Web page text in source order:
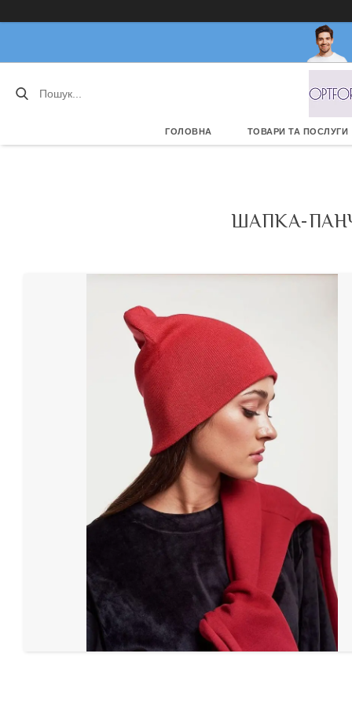
ГОЛОВНА ТОВАРИ ТА ПОСЛУГИ
ШАПКА-